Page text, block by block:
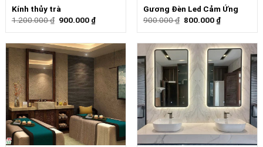
Kính thủy trà
1.200.000₫ 900.000 ₫
Gương Đèn Led Cảm Ứng
900.000₫ 800.000 ₫